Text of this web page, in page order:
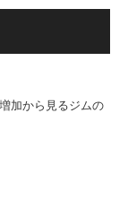
加から見るジムの